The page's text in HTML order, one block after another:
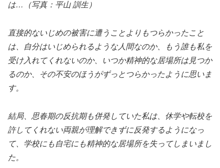
は…（写真：平山 訓生）
直接的ないじめの被害に遭うことよりもつらかったこと
は、自分はいじめられるような人間なのか、もう誰も私を
受け入れてくれないのか、いつか精神的な居場所は見つか
るのか、その不安のほうがずっとつらかったように思いま
す。
結局、思春期の反抗期も併発していた私は、休学や転校を
許してくれない両親が理解できずに反発するようになっ
て、学校にも自宅にも精神的な居場所を失ってしまいまし
た。